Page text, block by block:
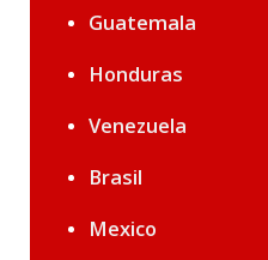
Guatemala
Honduras
Venezuela
Brasil
Mexico